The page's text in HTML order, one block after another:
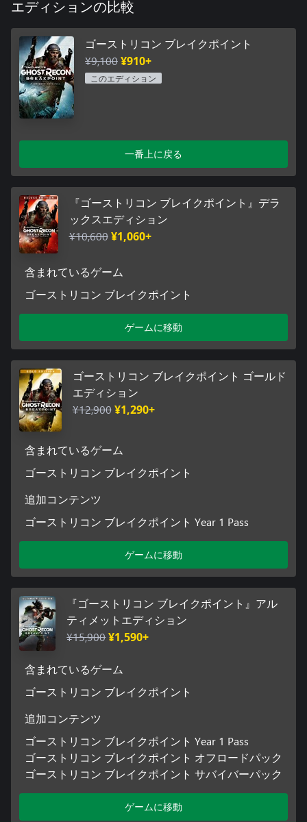
エディションの比較
ゴーストリコン ブレイクポイント
¥9,100¥910+
このエディション
一番上に戻る
『ゴーストリコン ブレイクポイント』デラ
ックスエディション
¥10,600 ¥1,060+
含まれているゲーム
ゴーストリコン ブレイクポイント
ゲームに移動
ゴーストリコン ブレイクポイント ゴールド
エディション
¥12,900 ¥1,290+
含まれているゲーム
ゴーストリコン ブレイクポイント
追加コンテンツ
ゴーストリコン ブレイクポイント Year 1 Pass
ゲームに移動
『ゴーストリコン ブレイクポイント』アル
ティメットエディション
¥15,900¥1,590+
含まれているゲーム
ゴーストリコン ブレイクポイント
追加コンテンツ
ゴーストリコン ブレイクポイント Year 1 Pass
ゴーストリコン ブレイクポイント オフロードパック
ゴーストリコン ブレイクポイント サバイバーパック
ゲームに移動